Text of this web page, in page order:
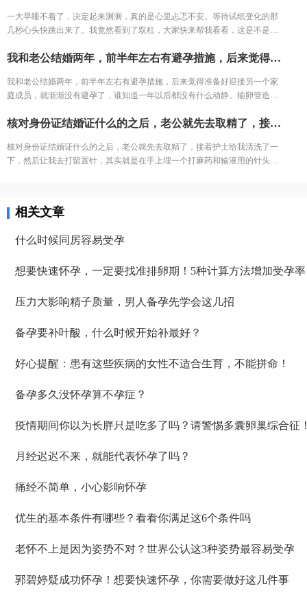
一大早睡不着了，决定起来测测，真的是心里忐忑不安。等待试纸变化的那
几秒心头快跳出来了。我竟然看到了双杠，大家快来帮我看看，这是不是显
我和老公结婚两年，前半年左右有避孕措施，后来觉得准备好迎接另一个家庭成员，就渐渐没有避孕了，谁知道一年以后都没有什么动静。输卵管造影也做了，验血什么的也都验了，我的身体各项指标都没有问题，就跟老公商量着要不还是试一下试管吧，然后去医院看到别人都买了保贝计划，我也买了一个。生殖顾问安排我整理了资料，然后月经来的第二天去找了医生，她看了我当天的验血报告后就说今天就开始吧，于是就开始促排！
我和老公结婚两年，前半年左右有避孕措施，后来觉得准备好迎接另一个家
庭成员，就渐渐没有避孕了，谁知道一年以后都没有什么动静。输卵管造影
量着要不还是试一下试管吧，然后去医院看到别人都买了保贝计划，我也买
看了我当天的验血报告后就说今天就开始吧，于是就开始促排！
核对身份证结婚证什么的之后，老公就先去取精了，接着护士给我清洗了一下，然后让我去打留置针，其实就是在手上埋一个打麻药和输液用的针头，然后等叫我去取卵，取卵是麻醉的，没啥感觉。 不过醒来有点难受，肚子胀得很，昏沉沉的。喝了一大杯水，还喝了一大碗冬瓜汤，一个晚上去了N次厕所，感觉这个头晕的事情应该告一段落了。这时候才有心情关注到肚子痛的问题，其实就像是姨妈痛，只要动作轻点慢点也没什么事，之前看各种经验分享说做这个手术最怕就是有腹水，所以我都有一点点尿意就去上厕所，目前来看肚子痛的症状正一点点减轻。
核对身份证结婚证什么的之后，老公就先去取精了，接着护士给我清洗了一
下，然后让我去打留置针，其实就是在手上埋一个打麻药和输液用的针头，
的问题，其实就像是姨妈痛，只要动作轻点慢点也没什么事，之前看各种经
目前来看肚子痛的症状正一点点减轻。
相关文章
什么时候同房容易受孕
想要快速怀孕，一定要找准排卵期！5种计算方法增加受孕率
压力大影响精子质量，男人备孕先学会这几招
备孕要补叶酸，什么时候开始补最好？
好心提醒：患有这些疾病的女性不适合生育，不能拼命！
备孕多久没怀孕算不孕症？
疫情期间你以为长胖只是吃多了吗？请警惕多囊卵巢综合征
月经迟迟不来，就能代表怀孕了吗？
痛经不简单，小心影响怀孕
优生的基本条件有哪些？看看你满足这6个条件吗
老怀不上是因为姿势不对？世界公认这3种姿势最容易受孕
郭碧婷疑成功怀孕！想要快速怀孕，你需要做好这几件事